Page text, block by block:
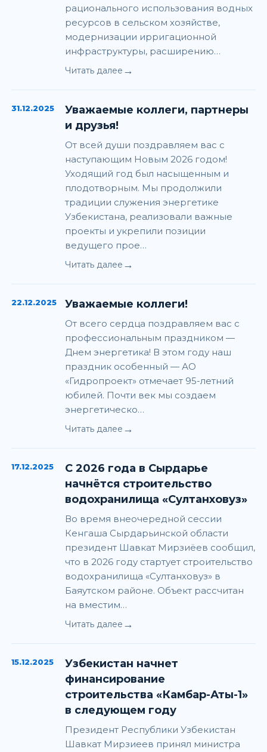
рационального использования водных
ресурсов в сельском хозяйстве,
модернизации ирригационной
инфраструктуры, расширению…
Читать далее →
31.12.2025
Уважаемые коллеги, партнеры
и друзья!
От всей души поздравляем вас с
наступающим Новым 2026 годом!
Уходящий год был насыщенным и
плодотворным. Мы продолжили
традиции служения энергетике
Узбекистана, реализовали важные
проекты и укрепили позиции
ведущего прое…
Читать далее →
22.12.2025 Уважаемые коллеги!
От всего сердца поздравляем вас с
профессиональным праздником —
Днем энергетика! В этом году наш
праздник особенный — АО
«Гидропроект» отмечает 95-летний
юбилей. Почти век мы создаем
энергетическо…
Читать далее →
17.12.2025
С 2026 года в Сырдарье
начнётся строительство
водохранилища «Султанховуз»
Во время внеочередной сессии
Кенгаша Сырдарьинской области
президент Шавкат Мирзиёев сообщил,
что в 2026 году стартует строительство
водохранилища «Султанховуз» в
Баяутском районе. Объект рассчитан
на вместим…
Читать далее →
15.12.2025
Узбекистан начнет
финансирование
строительства «Камбар-Аты-1»
в следующем году
Президент Республики Узбекистан
Шавкат Мирзиеев принял министра